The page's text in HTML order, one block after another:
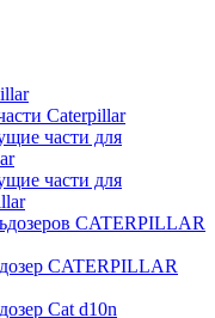
Caterpillar
части для
части для
CATERPILLAR
CATERPILLAR
Сat d10n